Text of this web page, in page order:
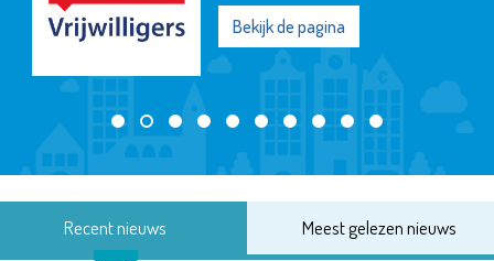
Bekijk de pagina
Recent nieuws Meest gelezen nieuws